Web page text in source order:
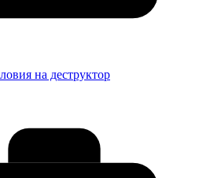
на деструктор